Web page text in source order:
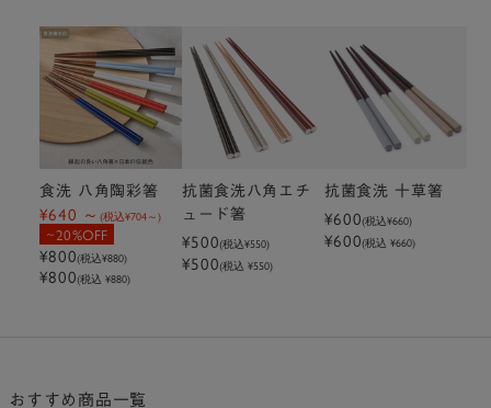
食洗 八角陶彩箸
¥640 (税込¥704 )
20%OFF
¥800(税込¥880)
¥800(税込 ¥880)
抗菌食洗八角エチ
ュード箸
¥500(税込¥550)
¥500(税込 ¥550)
抗菌食洗 十草箸
¥600(税込¥660)
¥600(税込 ¥660)
おすすめ商品一覧